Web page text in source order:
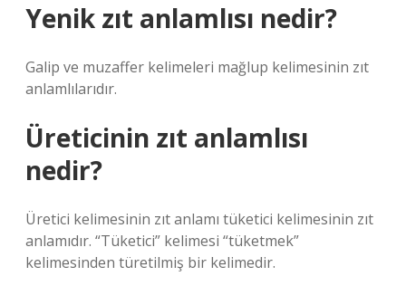
Yenik zıt anlamlısı nedir?
Galip ve muzaffer kelimeleri mağlup kelimesinin zıt
anlamlılarıdır.
Üreticinin zıt anlamlısı
nedir?
Üretici kelimesinin zıt anlamı tüketici kelimesinin zıt
anlamıdır. “Tüketici” kelimesi “tüketmek”
kelimesinden türetilmiş bir kelimedir.